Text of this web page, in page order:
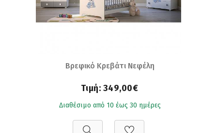
Βρεφικό Κρεβάτι Νεφέλη
Τιμή: 349,00€
Διαθέσιμο από 10 έως 30 ημέρες